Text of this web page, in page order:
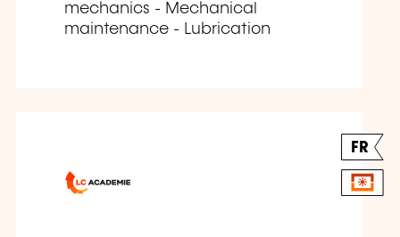
mechanics - Mechanical
maintenance - Lubrication
FR